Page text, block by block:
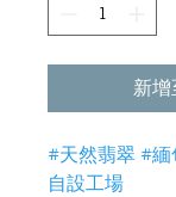
新
#天然翡翠 #
自設工場